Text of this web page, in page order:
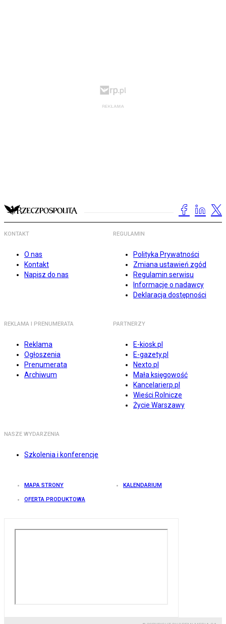
KONTAKT
O nas
Kontakt
Napisz do nas
REGULAMIN
Polityka Prywatności
Zmiana ustawień zgód
Regulamin serwisu
Informacje o nadawcy
Deklaracja dostępności
REKLAMA I PRENUMERATA
Reklama
Ogłoszenia
Prenumerata
Archiwum
PARTNERZY
E-kiosk.pl
E-gazety.pl
Nexto.pl
Mała księgowość
Kancelarierp.pl
Wieści Rolnicze
Życie Warszawy
NASZE WYDARZENIA
Szkolenia i konferencje
MAPA STRONY KALENDARIUM
OFERTA PRODUKTOWA